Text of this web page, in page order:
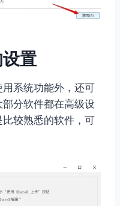
置
系统功能外，还可
分软件都在高级设
较熟悉的软件，可